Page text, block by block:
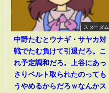
スターダム
中野たむとウナギ・サヤカ対
戦でたむ負けて引退だろ。こ
れ予定調和だろ。上谷にあっ
さりベルト取られたのっても
うやめるからだろｗなんかス